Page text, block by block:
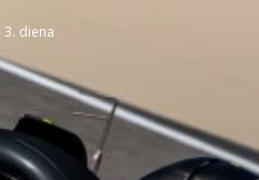
3. diena